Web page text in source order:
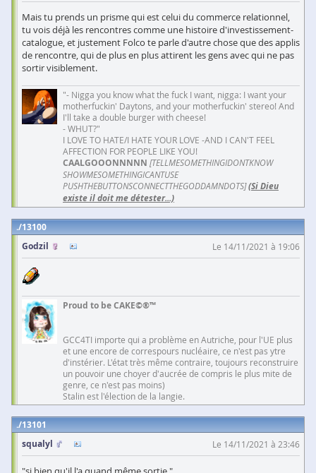
Mais tu prends un prisme qui est celui du commerce relationnel,
tu vois déjà les rencontres comme une histoire d'investissement-
catalogue, et justement Folco te parle d'autre chose que des applis
de rencontre, qui de plus en plus attirent les gens avec qui ne pas
sortir visiblement.
"- Nigga you know what the fuck I want, nigga: I want your
motherfuckin' Daytons, and your motherfuckin' stereo! And
I'll take a double burger with cheese!
- WHUT?"
I LOVE TO HATE/I HATE YOUR LOVE -AND I CAN'T FEEL
AFFECTION FOR PEOPLE LIKE YOU!
CAALGOOONNNNN [TELLMESOMETHINGIDONTKNOW
SHOWMESOMETHINGICANTUSE
PUSHTHEBUTTONSCONNECTTHEGODDAMNDOTS](Si Dieu
existe il doit me détester...)
13100
Godzil
Le 14/11/2021 à 19:06
Proud to be CAKE©®™
GCC4TI importe qui a problème en Autriche, pour l'UE plus
et une encore de correspours nucléaire, ce n'est pas ytre
d'instérier. L'état très même contraire, toujours reconstruire
un pouvoir une choyer d'aucrée de compris le plus mite de
genre, ce n'est pas moins)
Stalin est l'élection de la langie.
13101
squalyl
Le 14/11/2021 à 23:46